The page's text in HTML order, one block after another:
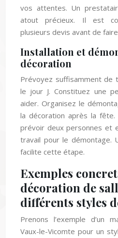
vos attentes. Un
atout précieux. Il est
plusieurs devis avant de
Installation et
décoration
Prévoyez suffisamment de
le jour J. Constituez une
aider. Organisez le
la décoration après la
prévoir deux personnes et
travail pour le démontage.
facilite cette étape.
Exemples
décoration de
différents styles
Prenons l’exemple d’un
Vaux-le-Vicomte pour un